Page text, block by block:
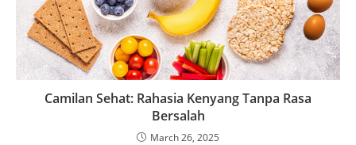
Camilan Sehat: Rahasia Kenyang Tanpa Rasa
Bersalah
March 26, 2025